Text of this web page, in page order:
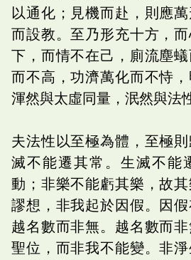
以通化；見機而赴，則應
而設教。至乃形充十方，
下，而情不在己，廁流塵蟻
而不高，功濟萬化而不恃
渾然與太虛同量，泯然與法
夫法性以至極為體，至極
滅不能遷其常。生滅不能
動；非樂不能虧其樂，故
謬想，非我起於因假。因
越名數而非無。越名數而
聖位，而非我不能變。非